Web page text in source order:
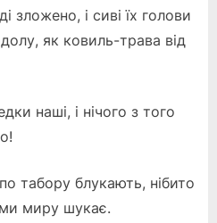
зложено, і сиві їх голови
як ковиль-трава від
наші, і нічого з того
табору блукають, нібито
миру шукає.